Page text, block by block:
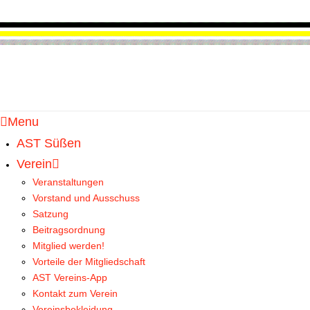
Menu
AST Süßen
Verein
Veranstaltungen
Vorstand und Ausschuss
Satzung
Beitragsordnung
Mitglied werden!
Vorteile der Mitgliedschaft
AST Vereins-App
Kontakt zum Verein
BEITRÄGE
Alois-laufend
Deutsche Meisterschaften in Bad Liebenzell und
und Ötigheim.